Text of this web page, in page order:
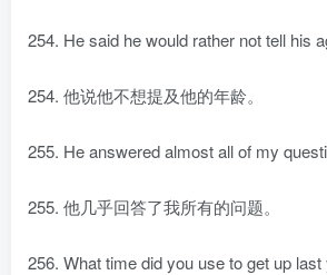
254. He said he would rather not tell his
254. 他说他不想提及他的年龄。
255. He answered almost all of my
255. 他几乎回答了我所有的问题。
256. What time did you use to get up last